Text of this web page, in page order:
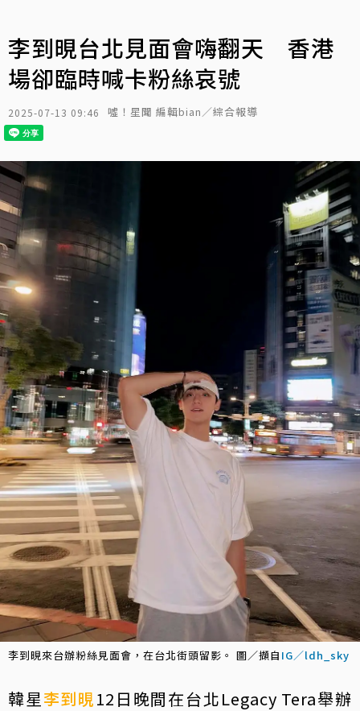
李到晛台北見面會嗨翻天 香港
場卻臨時喊卡粉絲哀號
2025-07-13 09:46 噓！星聞 編輯bian／綜合報導
李到晛來台辦粉絲見面會，在台北街頭留影。 圖／擷自 IG／ldh_sky
韓星李到晛12日晚間在台北Legacy Tera舉辦